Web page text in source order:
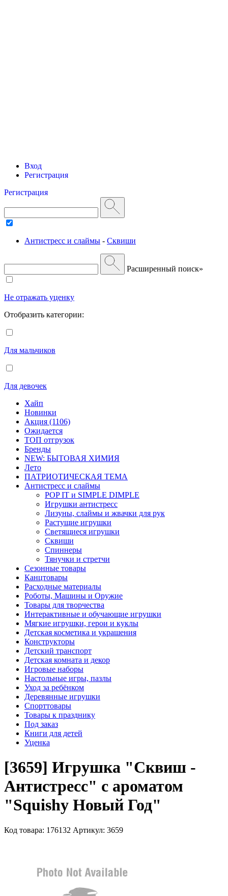
Вход
Регистрация
Регистрация
Антистресс и слаймы - Сквиши
Расширенный поиск»
Не отражать уценку
Отобразить категории:
Для мальчиков
Для девочек
Хайп
Новинки
Акция (1106)
Ожидается
ТОП отгрузок
Бренды
NEW: БЫТОВАЯ ХИМИЯ
Лето
ПАТРИОТИЧЕСКАЯ ТЕМА
Антистресс и слаймы
POP IT и SIMPLE DIMPLE
Игрушки антистресс
Лизуны, слаймы и жвачки для рук
Растущие игрушки
Светящиеся игрушки
Сквиши
Спиннеры
Тянучки и стретчи
Сезонные товары
Канцтовары
Расходные материалы
Роботы, Машины и Оружие
Товары для творчества
Интерактивные и обучающие игрушки
Мягкие игрушки, герои и куклы
Детская косметика и украшения
Конструкторы
Детский транспорт
Детская комната и декор
Игровые наборы
Настольные игры, пазлы
Уход за ребёнком
Деревянные игрушки
Спорттовары
Товары к празднику
Под заказ
Книги для детей
Уценка
[3659] Игрушка "Сквиш -
Антистресс" с ароматом
"Squishy Новый Год"
Код товара: 176132 Артикул: 3659